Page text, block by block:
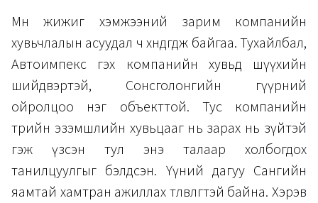
Мөн жижиг хэмжээний зарим компанийн
хувьчлалын асуудал ч хөндөгдөж байгаа. Тухайлбал,
Автоимпекс гэх компанийн хувьд шүүхийн
шийдвэртэй, Сонсголонгийн гүүрний
ойролцоо нэг объекттой. Тус компанийн
төрийн эзэмшлийн хувьцааг нь зарах нь зүйтэй
гэж үзсэн тул энэ талаар холбогдох
танилцуулгыг бэлдсэн. Үүний дагуу Сангийн
яамтай хамтран ажиллах төлөвлөгөөтэй байна. Хэрэв